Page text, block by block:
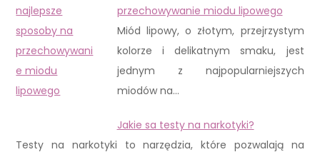
przechowywanie miodu lipowego
Miód lipowy, o złotym, przejrzystym
kolorze i delikatnym smaku, jest
jednym z najpopularniejszych
miodów na…
Jakie sa testy na narkotyki?
Testy na narkotyki to narzędzia, które pozwalają na